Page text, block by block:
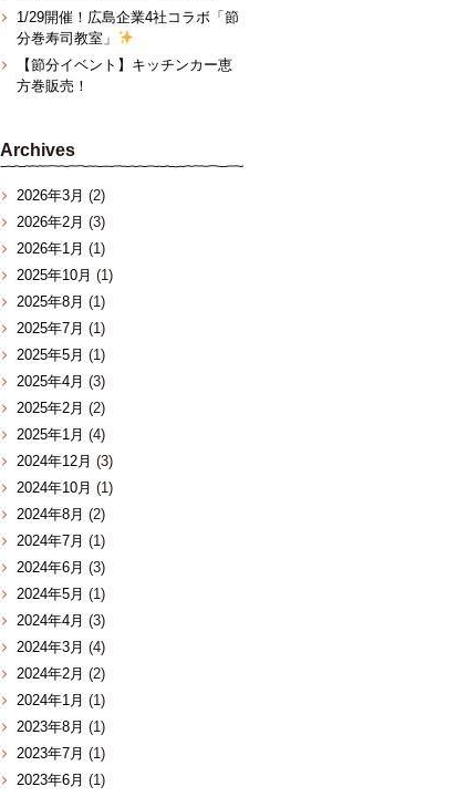
1/29開催！広島企業4社コラボ「節
分巻寿司教室」
【節分イベント】キッチンカー恵
方巻販売！
Archives
2026年3月 (2)
2026年2月 (3)
2026年1月 (1)
2025年10月 (1)
2025年8月 (1)
2025年7月 (1)
2025年5月 (1)
2025年4月 (3)
2025年2月 (2)
2025年1月 (4)
2024年12月 (3)
2024年10月 (1)
2024年8月 (2)
2024年7月 (1)
2024年6月 (3)
2024年5月 (1)
2024年4月 (3)
2024年3月 (4)
2024年2月 (2)
2024年1月 (1)
2023年8月 (1)
2023年7月 (1)
2023年6月 (1)